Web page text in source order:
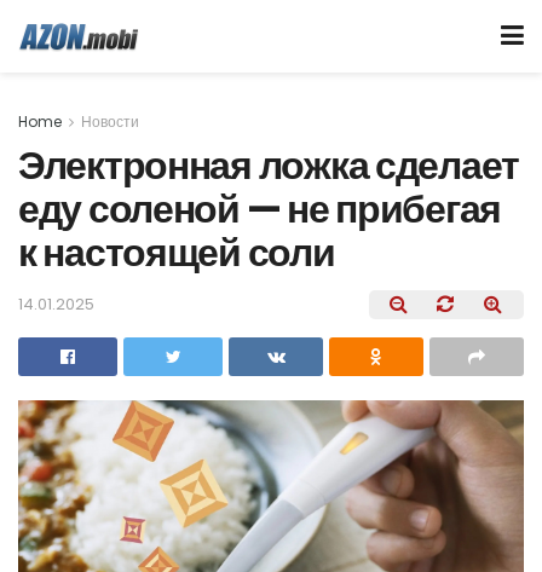
Home Новости
Электронная ложка сделает
еду соленой — не прибегая
к настоящей соли
14.01.2025